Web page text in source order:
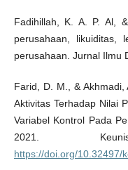
Fadihillah, K. A. P. Al,
perusahaan, likuiditas,
perusahaan. Jurnal Ilmu
Farid, D. M., &
Aktivitas Terhadap Nilai
Variabel Kontrol Pada
2021.
https://doi.org/10.32497/